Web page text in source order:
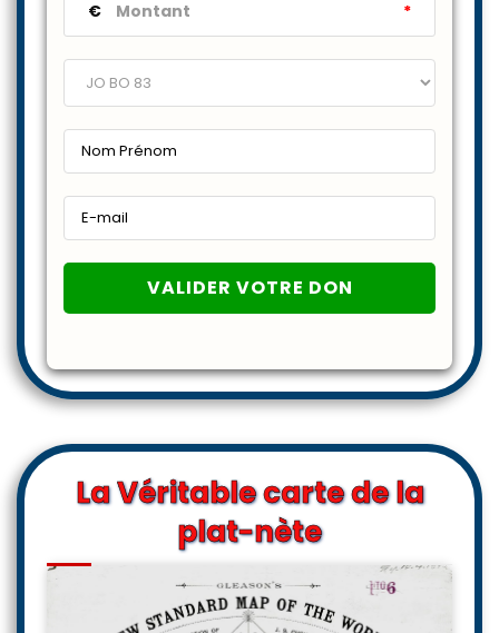
€ *
La Véritable carte de la
plat-nète